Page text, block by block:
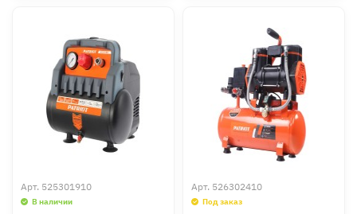
Арт. 525301910
В наличии
Арт. 526302410
Под заказ